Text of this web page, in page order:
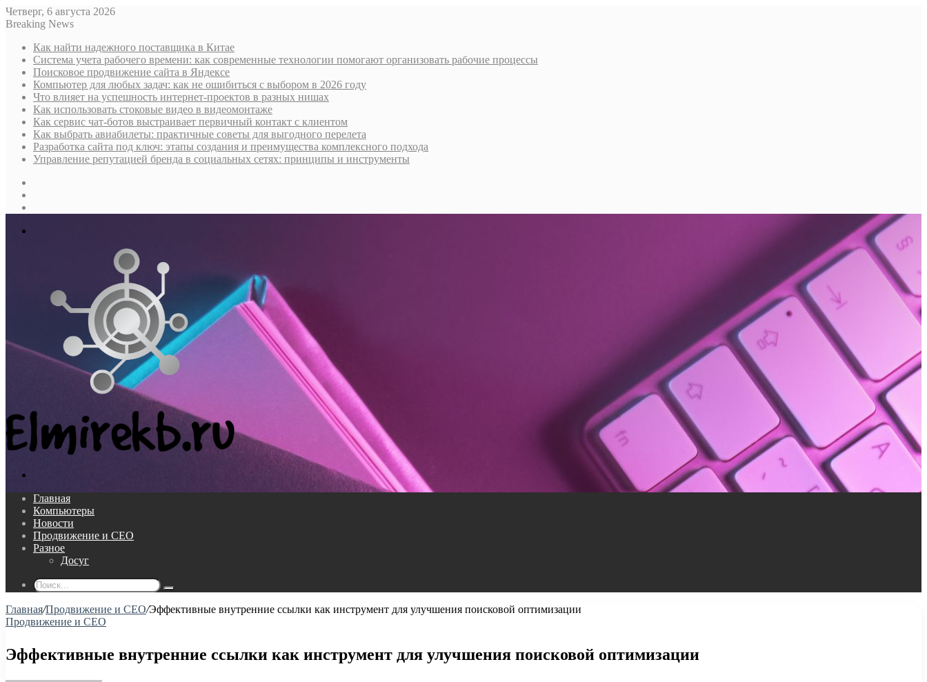
Четверг, 6 августа 2026
Breaking News
Как найти надежного поставщика в Китае
Система учета рабочего времени: как современные технологии помогают организовать рабочие процессы
Поисковое продвижение сайта в Яндексе
Компьютер для любых задач: как не ошибиться с выбором в 2026 году
Что влияет на успешность интернет-проектов в разных нишах
Как использовать стоковые видео в видеомонтаже
Как сервис чат-ботов выстраивает первичный контакт с клиентом
Как выбрать авиабилеты: практичные советы для выгодного перелета
Разработка сайта под ключ: этапы создания и преимущества комплексного подхода
Управление репутацией бренда в социальных сетях: принципы и инструменты
Главная
Компьютеры
Новости
Продвижение и СЕО
Разное
Досуг
Поиск...
Главная/Продвижение и СЕО/Эффективные внутренние ссылки как инструмент для улучшения поисковой оптимизации
Продвижение и СЕО
Эффективные внутренние ссылки как инструмент для улучшения поисковой оптимизации